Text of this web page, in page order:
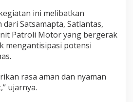
ini melibatkan
Satsamapta, Satlantas,
Patroli Motor yang bergerak
mengantisipasi potensi
rasa aman dan nyaman
ujarnya.